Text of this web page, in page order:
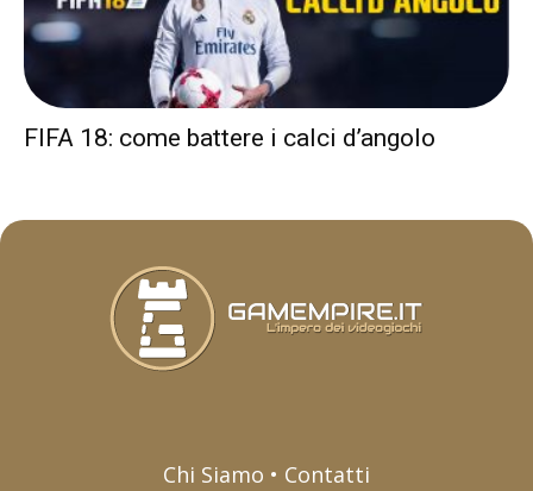
FIFA 18: come battere i calci d’angolo
Chi Siamo • Contatti